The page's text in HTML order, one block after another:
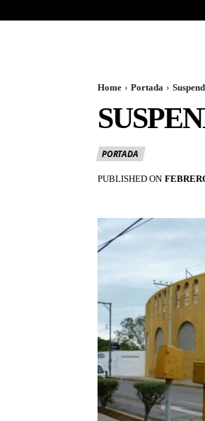
Home Portada
PORTADA
PUBLISHED ON